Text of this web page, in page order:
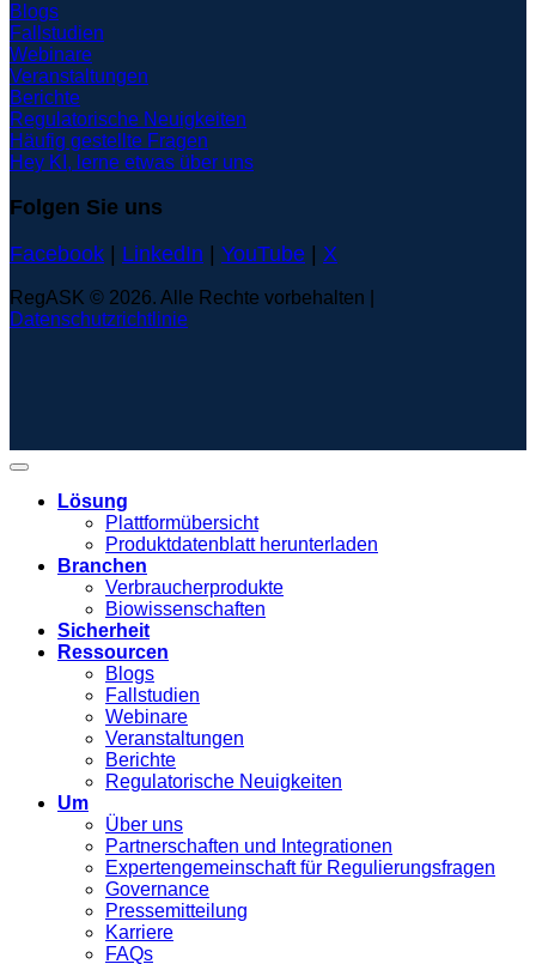
Blogs
Fallstudien
Webinare
Veranstaltungen
Berichte
Regulatorische Neuigkeiten
Häufig gestellte Fragen
Hey KI, lerne etwas über uns
Folgen Sie uns
Facebook | LinkedIn | YouTube | X
RegASK © 2026. Alle Rechte vorbehalten |
Datenschutzrichtlinie
Lösung
Plattformübersicht
Produktdatenblatt herunterladen
Branchen
Verbraucherprodukte
Biowissenschaften
Sicherheit
Ressourcen
Blogs
Fallstudien
Webinare
Veranstaltungen
Berichte
Regulatorische Neuigkeiten
Um
Über uns
Partnerschaften und Integrationen
Expertengemeinschaft für Regulierungsfragen
Governance
Pressemitteilung
Karriere
FAQs